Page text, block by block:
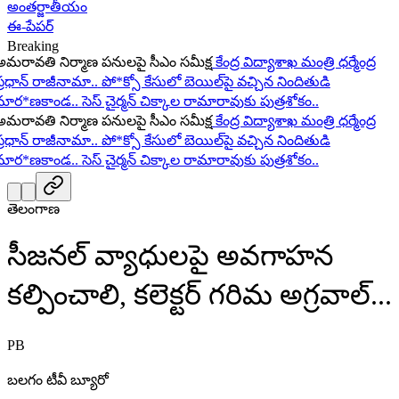
అంతర్జాతీయం
ఈ-పేపర్
Breaking
నిర్మాణ పనులపై సీఎం సమీక్ష కేంద్ర విద్యాశాఖ మంత్రి ధర్మేంద్ర
రాజీనామా.. పో*క్సో కేసులో బెయిల్‌పై వచ్చిన నిందితుడి
సెస్ చైర్మన్ చిక్కాల రామారావుకు పుత్రశోకం..
నిర్మాణ పనులపై సీఎం సమీక్ష కేంద్ర విద్యాశాఖ మంత్రి ధర్మేంద్ర
రాజీనామా.. పో*క్సో కేసులో బెయిల్‌పై వచ్చిన నిందితుడి
సెస్ చైర్మన్ చిక్కాల రామారావుకు పుత్రశోకం..
తెలంగాణ
సీజనల్ వ్యాధులపై అవగాహన
కల్పించాలి, కలెక్టర్ గరిమ అగ్రవాల్...
PB
బలగం టీవీ బ్యూరో